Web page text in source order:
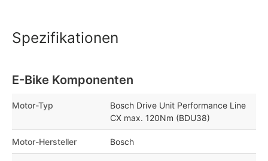
Spezifikationen
E-Bike Komponenten
Motor-Typ
Bosch Drive Unit Performance Line
CX max. 120Nm (BDU38)
Motor-Hersteller Bosch